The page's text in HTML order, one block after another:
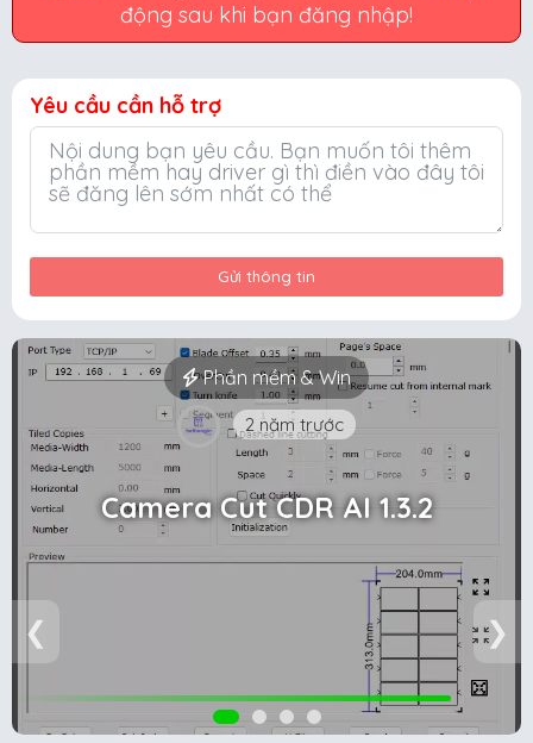
động sau khi bạn đăng nhập!
Yêu cầu cần hỗ trợ
Gửi thông tin
Phần mềm & Win
2 năm trước
Camera Cut CDR AI 1.3.2
❮ ❯